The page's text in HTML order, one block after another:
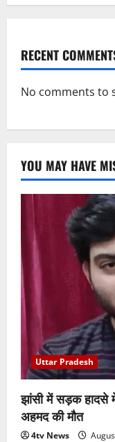
RECENT
No comments to
YOU MAY HAVE
Uttar Pradesh
झांसी में सड़क
अहमद की मौत
4tv News